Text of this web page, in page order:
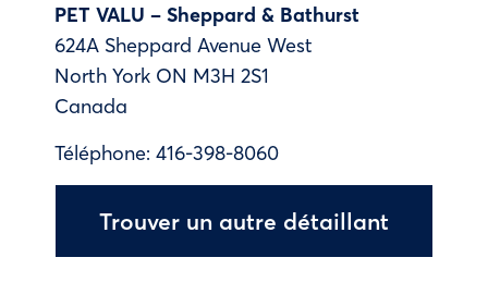
PET VALU – Sheppard & Bathurst
624A Sheppard Avenue West
North York ON M3H 2S1
Canada
Téléphone: 416-398-8060
Trouver un autre détaillant